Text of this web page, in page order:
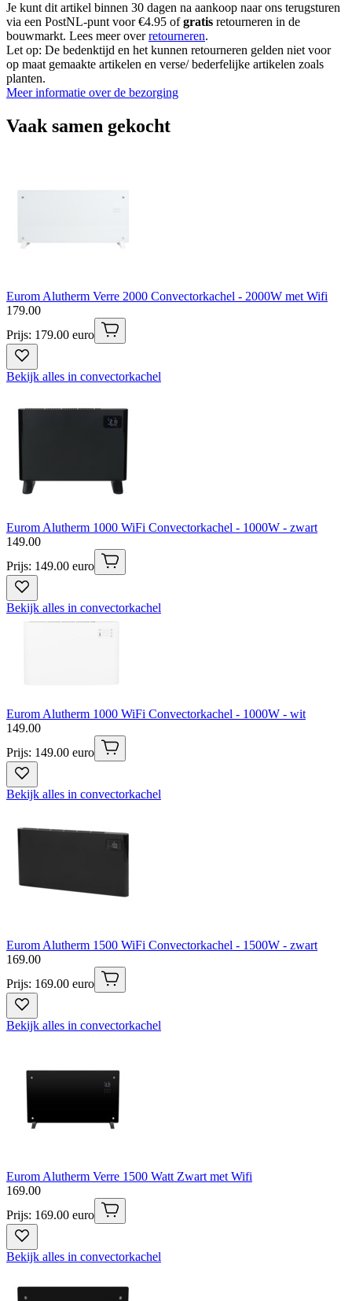
Je kunt dit artikel binnen 30 dagen na aankoop naar ons terugsturen
via een PostNL-punt voor €4.95 ofgratis retourneren in de
bouwmarkt. Lees meer overretourneren.
Let op: De bedenktijd en het kunnen retourneren gelden niet voor
op maat gemaakte artikelen en verse/ bederfelijke artikelen zoals
planten.
Meer informatie over de bezorging
Vaak samen gekocht
Eurom Alutherm Verre 2000 Convectorkachel - 2000W met Wifi
179.00
Prijs: 179.00 euro
Bekijk alles in convectorkachel
Eurom Alutherm 1000 WiFi Convectorkachel - 1000W - zwart
149.00
Prijs: 149.00 euro
Bekijk alles in convectorkachel
Eurom Alutherm 1000 WiFi Convectorkachel - 1000W - wit
149.00
Prijs: 149.00 euro
Bekijk alles in convectorkachel
Eurom Alutherm 1500 WiFi Convectorkachel - 1500W - zwart
169.00
Prijs: 169.00 euro
Bekijk alles in convectorkachel
Eurom Alutherm Verre 1500 Watt Zwart met Wifi
169.00
Prijs: 169.00 euro
Bekijk alles in convectorkachel